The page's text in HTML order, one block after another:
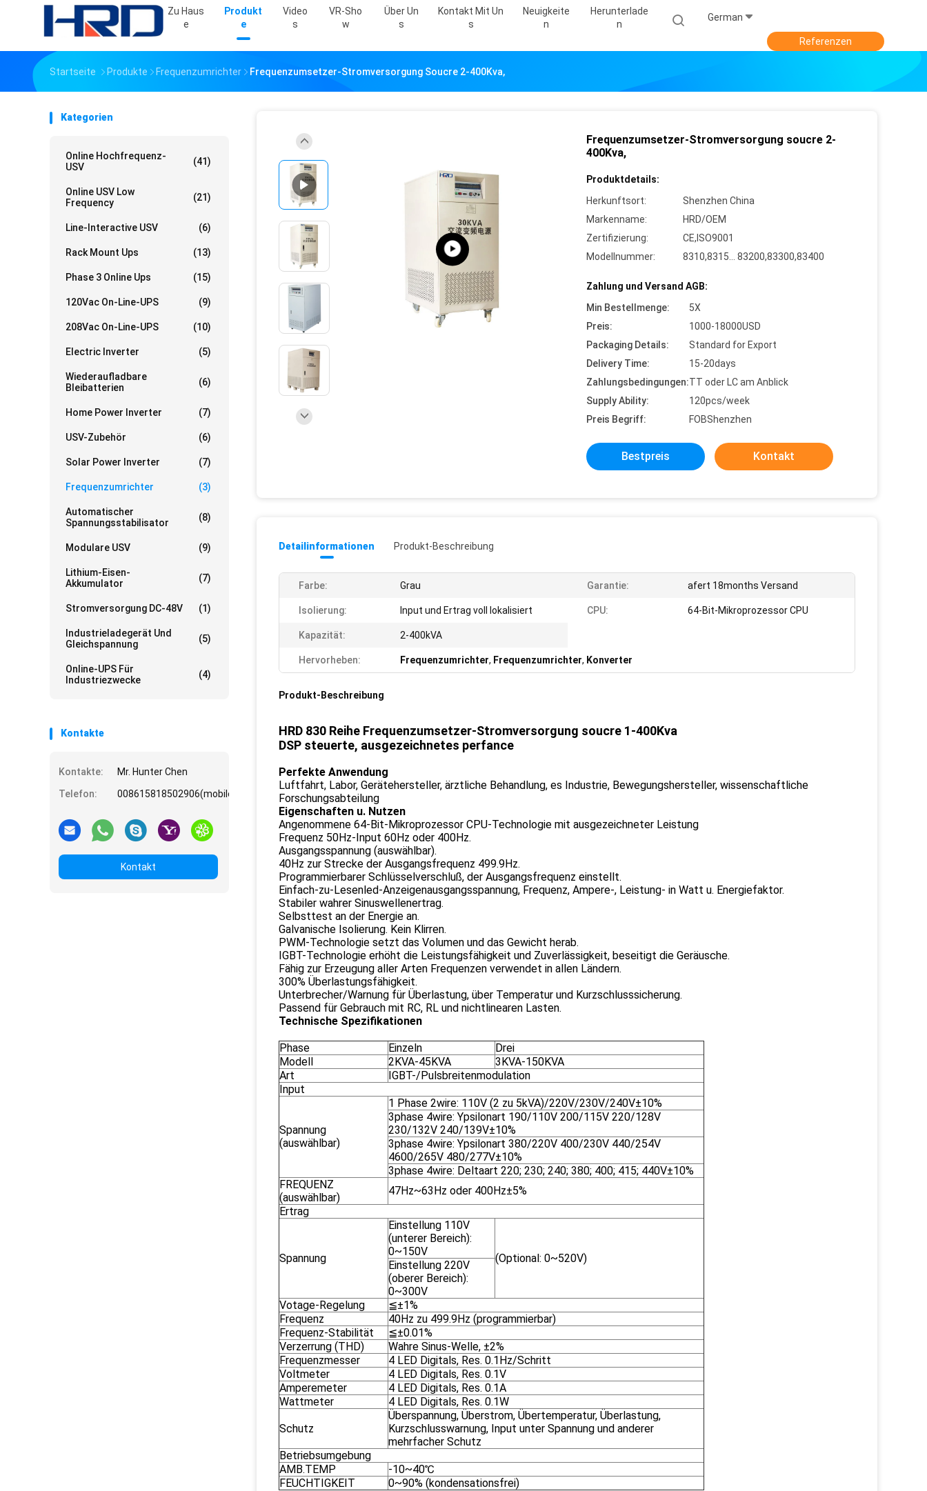
Zu Haus
E
Produkt
E
Video
S
VR-Sho
W
Über Un
S
Kontakt Mit Un
S
Neuigkeite
N
Herunterlade
N
German
Referenzen
Startseite Produkte Frequenzumrichter Frequenzumsetzer-Stromversorgung Soucre 2-400Kva,
Kategorien
Online Hochfrequenz-
USV
(41)
Online USV Low
Frequency
(21)
Line-Interactive USV (6)
Rack Mount Ups (13)
Phase 3 Online Ups (15)
120Vac On-Line-UPS (9)
208Vac On-Line-UPS (10)
Electric Inverter (5)
Wiederaufladbare
Bleibatterien
(6)
Home Power Inverter (7)
USV-Zubehör (6)
Solar Power Inverter (7)
Frequenzumrichter (3)
Automatischer
Spannungsstabilisator
(8)
Modulare USV (9)
Lithium-Eisen-
Akkumulator
(7)
Stromversorgung DC-48V (1)
Industrieladegerät Und
Gleichspannung
(5)
Online-UPS Für
Industriezwecke
(4)
Kontakte
Kontakte:
Mr. Hunter Chen
Telefon:
008615818502906(mobile)
Kontakt
Frequenzumsetzer-Stromversorgung soucre 2-
400Kva,
Produktdetails:
Herkunftsort:
Shenzhen China
Markenname:
HRD/OEM
Zertifizierung:
CE,ISO9001
Modellnummer:
8310,8315… 83200,83300,83400
Zahlung und Versand AGB:
Min Bestellmenge:
5X
Preis:
1000-18000USD
Packaging Details:
Standard for Export
Delivery Time:
15-20days
Zahlungsbedingungen:TT oder LC am Anblick
Supply Ability:
120pcs/week
Preis Begriff:
FOBShenzhen
Bestpreis Kontakt
Detailinformationen Produkt-Beschreibung
Farbe: Grau Garantie: afert 18months Versand
Isolierung: Input und Ertrag voll lokalisiert CPU: 64-Bit-Mikroprozessor CPU
Kapazität: 2-400kVA
Hervorheben: Frequenzumrichter, Frequenzumrichter, Konverter
Produkt-Beschreibung
HRD 830 Reihe Frequenzumsetzer-Stromversorgung soucre 1-400Kva
DSP steuerte, ausgezeichnetes perfance
Perfekte Anwendung
Luftfahrt, Labor, Gerätehersteller, ärztliche Behandlung, es Industrie, Bewegungshersteller, wissenschaftliche
Forschungsabteilung
Eigenschaften u. Nutzen
Angenommene 64-Bit-Mikroprozessor CPU-Technologie mit ausgezeichneter Leistung
Frequenz 50Hz-Input 60Hz oder 400Hz.
Ausgangsspannung (auswählbar).
40Hz zur Strecke der Ausgangsfrequenz 499.9Hz.
Programmierbarer Schlüsselverschluß, der Ausgangsfrequenz einstellt.
Einfach-zu-Lesenled-Anzeigenausgangsspannung, Frequenz, Ampere-, Leistung- in Watt u. Energiefaktor.
Stabiler wahrer Sinuswellenertrag.
Selbsttest an der Energie an.
Galvanische Isolierung. Kein Klirren.
PWM-Technologie setzt das Volumen und das Gewicht herab.
IGBT-Technologie erhöht die Leistungsfähigkeit und Zuverlässigkeit, beseitigt die Geräusche.
Fähig zur Erzeugung aller Arten Frequenzen verwendet in allen Ländern.
300% Überlastungsfähigkeit.
Unterbrecher/Warnung für Überlastung, über Temperatur und Kurzschlusssicherung.
Passend für Gebrauch mit RC, RL und nichtlinearen Lasten.
Technische Spezifikationen
Phase Einzeln
Drei
Modell
2KVA-45KVA
3KVA-150KVA
Art
IGBT-/Pulsbreitenmodulation
Input
Spannung
(auswählbar)
1 Phase 2wire: 110V (2 zu 5kVA)/220V/230V/240V±10%
3phase 4wire: Ypsilonart 190/110V 200/115V 220/128V
230/132V 240/139V±10%
3phase 4wire: Ypsilonart 380/220V 400/230V 440/254V
4600/265V 480/277V±10%
3phase 4wire: Deltaart 220; 230; 240; 380; 400; 415; 440V±10%
FREQUENZ
(auswählbar)
47Hz~63Hz oder 400Hz±5%
Ertrag
Spannung
Einstellung 110V
(unterer Bereich):
0~150V
(Optional: 0~520V)
Einstellung 220V
(oberer Bereich):
0~300V
Votage-Regelung
≦±1%
Frequenz
40Hz zu 499.9Hz (programmierbar)
Frequenz-Stabilität
≦±0.01%
Verzerrung (THD)
Wahre Sinus-Welle, ±2%
Frequenzmesser
4 LED Digitals, Res. 0.1Hz/Schritt
Voltmeter
4 LED Digitals, Res. 0.1V
Amperemeter
4 LED Digitals, Res. 0.1A
Wattmeter
4 LED Digitals, Res. 0.1W
Schutz
Überspannung, Überstrom, Übertemperatur, Überlastung,
Kurzschlusswarnung, Input unter Spannung und anderer
mehrfacher Schutz
Betriebsumgebung
AMB.TEMP
-10~40℃
FEUCHTIGKEIT
0~90% (kondensationsfrei)